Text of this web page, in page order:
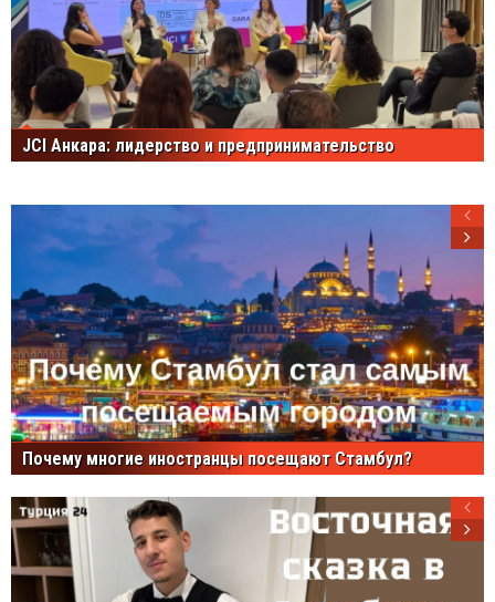
JCI Анкара: лидерство и предпринимательство
Почему многие иностранцы посещают Стамбул?